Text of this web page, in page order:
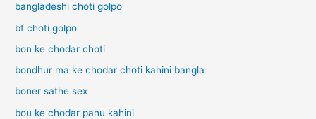
bangladeshi choti golpo
bf choti golpo
bon ke chodar choti
bondhur ma ke chodar choti kahini bangla
boner sathe sex
bou ke chodar panu kahini